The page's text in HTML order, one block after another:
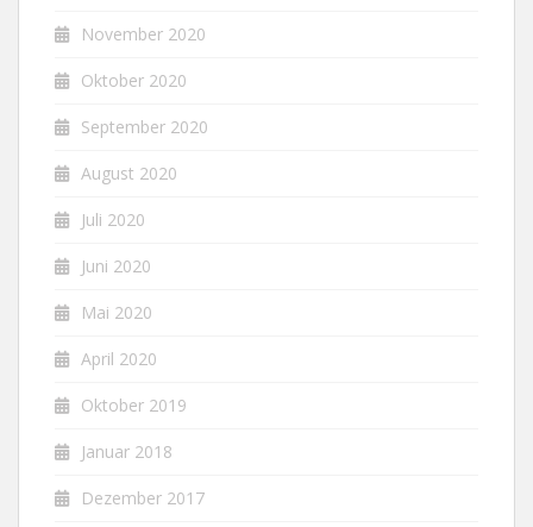
November 2020
Oktober 2020
September 2020
August 2020
Juli 2020
Juni 2020
Mai 2020
April 2020
Oktober 2019
Januar 2018
Dezember 2017